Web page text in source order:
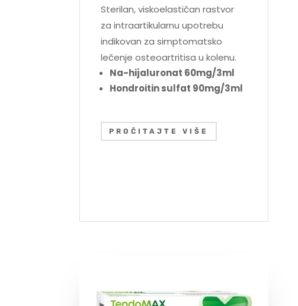
Sterilan, viskoelastičan rastvor
za intraartikularnu upotrebu
indikovan za simptomatsko
lečenje osteoartritisa u kolenu.
Na-hijaluronat 60mg/3ml
Hondroitin sulfat 90mg/3ml
PROČITAJTE VIŠE